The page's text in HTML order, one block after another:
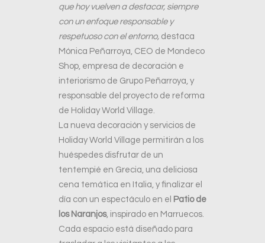
que hoy vuelven a destacar, siempre
con un enfoque responsable y
respetuoso con el entorno, destaca
Mónica Peñarroya, CEO de Mondeco
Shop, empresa de decoración e
interiorismo de Grupo Peñarroya, y
responsable del proyecto de reforma
de Holiday World Village.
La nueva decoración y servicios de
Holiday World Village permitirán a los
huéspedes disfrutar de un
tentempié en Grecia, una deliciosa
cena temática en Italia, y finalizar el
día con un espectáculo en el Patio de
los Naranjos, inspirado en Marruecos.
Cada espacio está diseñado para